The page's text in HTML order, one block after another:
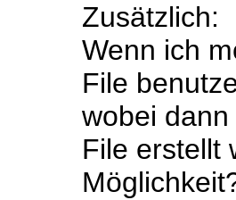
Zusätzlich:
Wenn ich
File
wobei
File erstellt